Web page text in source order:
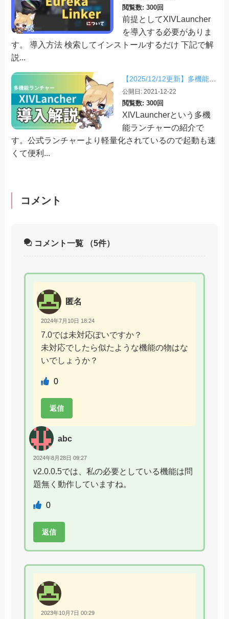
閲覧数: 300回
前提としてXIVLauncher
を導入する必要がありま
す。 導入方法 検索してインストールするだけ 下記で解
説...
【2025/12/12更新】多機能ランチャー「XIVLauncher」の導入方法・使い方について
公開日: 2021-12-22
閲覧数: 300回
XIVLauncherという多機
能ランチャーの紹介で
す。公式ランチャーより軽量化されているので起動も速
くて便利...
コメント
コメント一覧 （5件）
匿名
2024年7月10日 18:24
7.0では未対応ぽいですか？
未対応でしたら似たような機能の物はな
いでしょうか？
0
返信
abc
2024年8月28日 09:27
v2.0.0.5では、私の必要としている機能は問
題無く動作していますね。
0
返信
2023年10月7日 00:29